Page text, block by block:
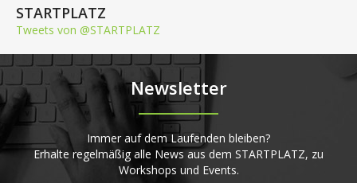
STARTPLATZ
Tweets von @STARTPLATZ
Newsletter
Immer auf dem Laufenden bleiben?
Erhalte regelmäßig alle News aus dem STARTPLATZ, zu
Workshops und Events.